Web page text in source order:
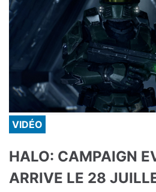
VIDÉO
HALO: CAMPAIGN
ARRIVE LE 28